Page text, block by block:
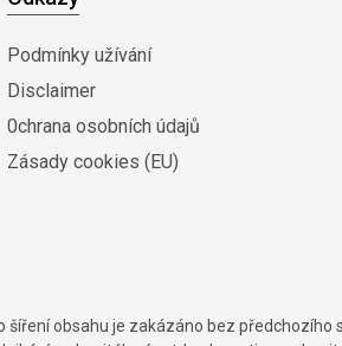
Podmínky užívání
Disclaimer
0chrana osobních údajů
Zásady cookies (EU)
šíření obsahu je zakázáno bez